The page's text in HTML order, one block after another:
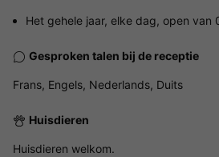
Het gehele jaar, elke dag, open van
Gesproken talen bij de receptie
Frans, Engels, Nederlands, Duits
Huisdieren
Huisdieren welkom.